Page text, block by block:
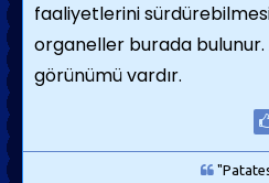
faaliyetlerini
organeller burada bulunur.
görünümü vardır.